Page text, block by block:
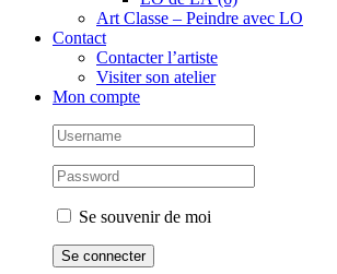
Art Classe – Peindre avec LO
Contact
Contacter l’artiste
Visiter son atelier
Mon compte
Se souvenir de moi